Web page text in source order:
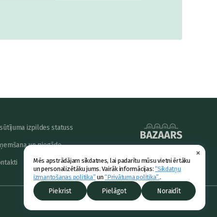
×
Mēs apstrādājam sīkdatnes, lai padarītu mūsu vietni ērtāku
un personalizētāku jums. Vairāk informācijas:“Sīkdatņu
izmantošanas politika” un“Privātuma politika”..
Piekrist Pielāgot Noraidīt
izpildes statuss
un piegāde